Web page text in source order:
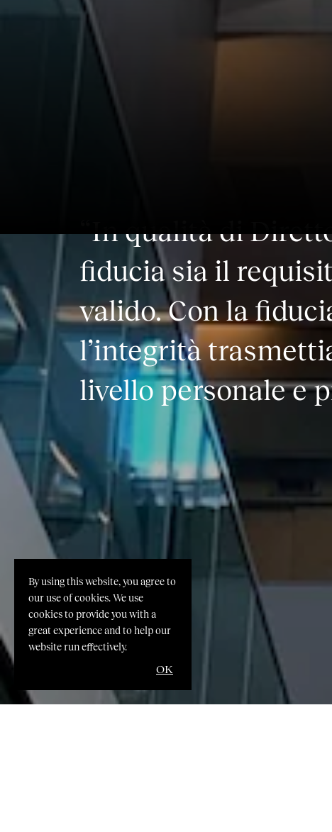
“In qualità di
fiducia sia il
valido. Con la
l’integrità
livello personale e
By using this website, you agree to
our use of cookies. We use
cookies to provide you with a
great experience and to help our
website run effectively.
OK